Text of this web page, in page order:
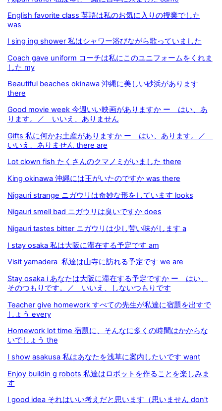
English favorite class 英語は私のお気に入りの授業でした
was
I sing ing shower 私はシャワー浴びながら歌っていました
Coach gave uniform コーチは私にこのユニフォームをくれま
した my
Beautiful beaches okinawa 沖縄に美しい砂浜があります
there
Good movie week 今週いい映画がありますか ー はい、あ
ります。／ いいえ、ありません
Gifts 私に何かお土産がありますか ー はい、あります。／
いいえ、ありません there are
Lot clown fish たくさんのクマノミがいました there
King okinawa 沖縄には王がいたのですか was there
Nigauri strange ニガウリは奇妙な形をしています looks
Nigauri smell bad ニガウリは臭いですか does
Nigauri tastes bitter ニガウリは少し苦い味がします a
I stay osaka 私は大阪に滞在する予定です am
Visit yamadera 私達は山寺に訪れる予定です we are
Stay osaka i あなたは大阪に滞在する予定ですか ー はい、
そのつもりです。／ いいえ、しないつもりです
Teacher give homework すべての先生が私達に宿題を出すで
しょう every
Homework lot time 宿題に、そんなに多くの時間はかからな
いでしょう the
I show asakusa 私はあなたを浅草に案内したいです want
Enjoy buildin g robots 私達はロボットを作ることを楽しみま
す
I good idea それはいい考えだと思います（思いません don't